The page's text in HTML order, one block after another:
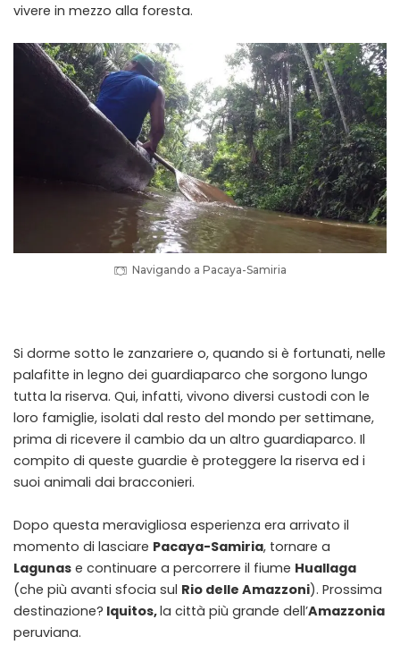
vivere in mezzo alla foresta.
Navigando a Pacaya-Samiria
Si dorme sotto le zanzariere o, quando si è fortunati, nelle
palafitte in legno dei guardiaparco che sorgono lungo
tutta la riserva. Qui, infatti, vivono diversi custodi con le
loro famiglie, isolati dal resto del mondo per settimane,
prima di ricevere il cambio da un altro guardiaparco. Il
compito di queste guardie è proteggere la riserva ed i
suoi animali dai bracconieri.
Dopo questa meravigliosa esperienza era arrivato il
momento di lasciare Pacaya-Samiria, tornare a
Lagunas e continuare a percorrere il fiume Huallaga
(che più avanti sfocia sul Rio delle Amazzoni). Prossima
destinazione? Iquitos,la città più grande dell’Amazzonia
peruviana.